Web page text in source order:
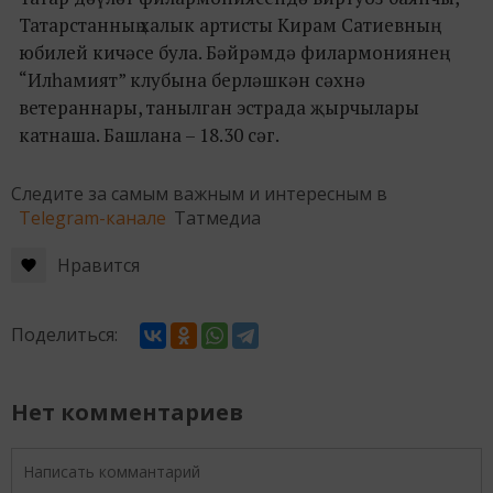
Татарстанның халык артисты Кирам Сатиевның
юбилей кичәсе була. Бәйрәмдә филармониянең
“Илһамият” клубына берләшкән сәхнә
ветераннары, танылган эстрада җырчылары
катнаша. Башлана – 18.30 сәг.
Следите за самым важным и интересным в
Telegram-канале Татмедиа
Нравится
Поделиться:
Нет комментариев